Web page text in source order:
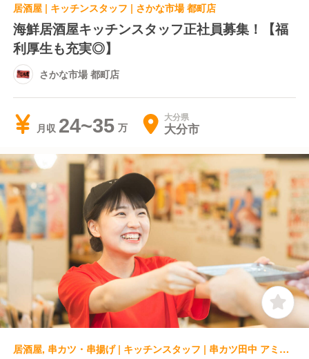
居酒屋 | キッチンスタッフ | さかな市場 都町店
海鮮居酒屋キッチンスタッフ正社員募集！【福
利厚生も充実◎】
さかな市場 都町店
月収 24~35 大分県
大分市
居酒屋, 串カツ・串揚げ | キッチンスタッフ | 串カツ田中 アミュプラザおおいた